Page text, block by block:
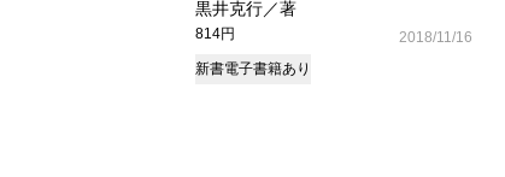
黒井克行／著
814円
2018/11/16
新書電子書籍あり